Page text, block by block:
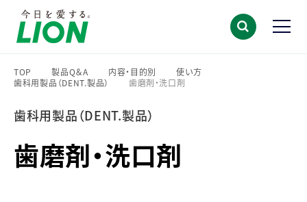
TOP
>
製品Q＆A
>
内容・目的別
>
使い方
歯科用製品（DENT.製品）
歯磨剤・洗口剤
歯科用製品（DENT.製品）
歯磨剤・洗口剤